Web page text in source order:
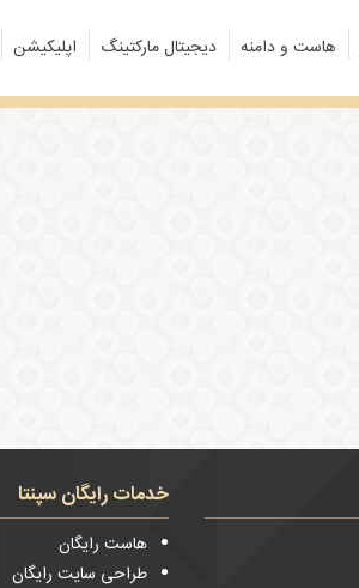
هاست و دامنه دیجیتال مارکتینگ اپلیکیشن
خدمات رایگان سپنتا
هاست رایگان
طراحی سایت رایگان